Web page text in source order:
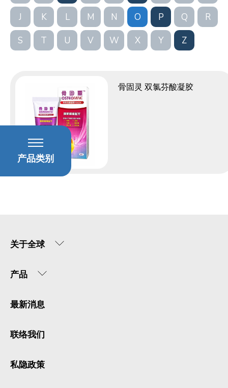
J
K L M N O P Q
R
S
T U V W X Y Z
骨固灵 双氯芬酸凝胶
产品类别
关于全球
产品
最新消息
联络我们
私隐政策